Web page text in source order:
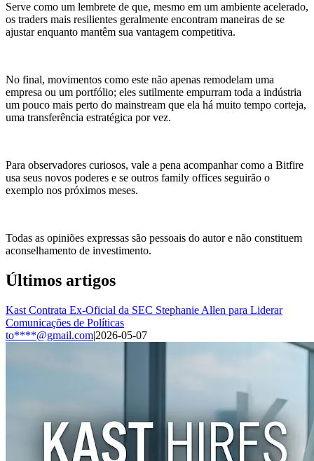
Serve como um lembrete de que, mesmo em um ambiente acelerado,
os traders mais resilientes geralmente encontram maneiras de se
ajustar enquanto mantêm sua vantagem competitiva.
No final, movimentos como este não apenas remodelam uma
empresa ou um portfólio; eles sutilmente empurram toda a indústria
um pouco mais perto do mainstream que ela há muito tempo corteja,
uma transferência estratégica por vez.
Para observadores curiosos, vale a pena acompanhar como a Bitfire
usa seus novos poderes e se outros family offices seguirão o
exemplo nos próximos meses.
Todas as opiniões expressas são pessoais do autor e não constituem
aconselhamento de investimento.
Últimos artigos
Kast Contrata Ex-Oficial da SEC Stephanie Allen para Liderar
Comunicações de Políticas
to****@gmail.com|2026-05-07